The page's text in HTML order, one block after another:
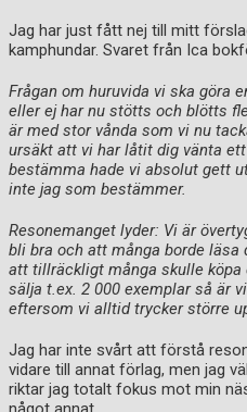
Jag har just fått nej till mitt
kamphundar. Svaret från Ica
Frågan om huruvida vi ska göra
eller ej har nu stötts och blötts
är med stor vånda som vi nu
ursäkt att vi har låtit dig vänta
bestämma hade vi absolut gett
inte jag som bestämmer.
Resonemanget lyder: Vi är
bli bra och att många borde
att tillräckligt många skulle köpa
sälja t.ex. 2 000 exemplar så är
eftersom vi alltid trycker större
Jag har inte svårt att förstå
vidare till annat förlag, men jag
riktar jag totalt fokus mot min